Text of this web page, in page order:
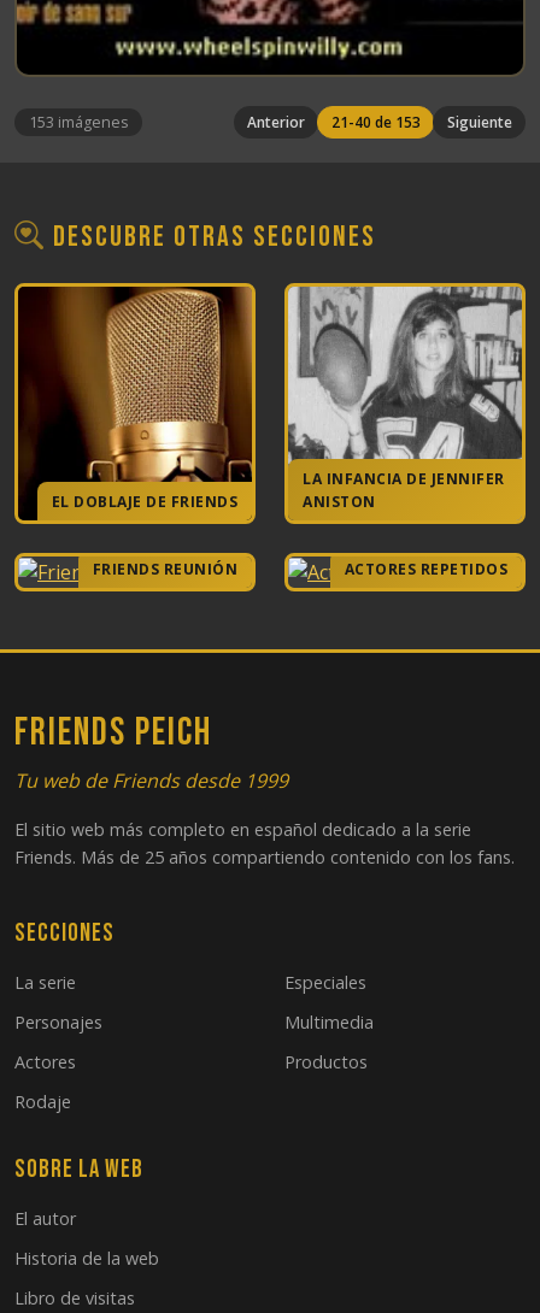
153 imágenes Anterior 21-40 de 153 Siguiente
Descubre otras secciones
EL DOBLAJE DE FRIENDS
LA INFANCIA DE JENNIFER
ANISTON
FRIENDS REUNIÓN ACTORES REPETIDOS
FRIENDS PEICH
Tu web de Friends desde 1999
El sitio web más completo en español dedicado a la serie
Friends. Más de 25 años compartiendo contenido con los fans.
Secciones
La serie
Personajes
Actores
Rodaje
Especiales
Multimedia
Productos
Sobre la web
El autor
Historia de la web
Libro de visitas